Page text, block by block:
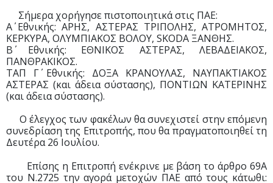
Σήμερα χορήγησε πιστοποιητικά στις ΠΑΕ:
Α΄ Εθνικής: ΑΡΗΣ, ΑΣΤΕΡΑΣ ΤΡΙΠΟΛΗΣ, ΑΤΡΟΜΗΤΟΣ,
ΚΕΡΚΥΡΑ, ΟΛΥΜΠΙΑΚΟΣ ΒΟΛΟΥ, SKODA ΞΑΝΘΗΣ.
Β΄ Εθνικής: ΕΘΝΙΚΟΣ ΑΣΤΕΡΑΣ, ΛΕΒΑΔΕΙΑΚΟΣ,
ΠΑΝΘΡΑΚΙΚΟΣ.
ΤΑΠ Γ΄ Εθνικής: ΔΟΞΑ ΚΡΑΝΟΥΛΑΣ, ΝΑΥΠΑΚΤΙΑΚΟΣ
ΑΣΤΕΡΑΣ (και άδεια σύστασης), ΠΟΝΤΙΩΝ ΚΑΤΕΡΙΝΗΣ
(και άδεια σύστασης).
Ο έλεγχος των φακέλων θα συνεχιστεί στην επόμενη
συνεδρίαση της Επιτροπής, που θα πραγματοποιηθεί τη
Δευτέρα 26 Ιουλίου.
Επίσης η Επιτροπή ενέκρινε με βάση το άρθρο 69Α
του Ν.2725 την αγορά μετοχών ΠΑΕ από τους κάτωθι: